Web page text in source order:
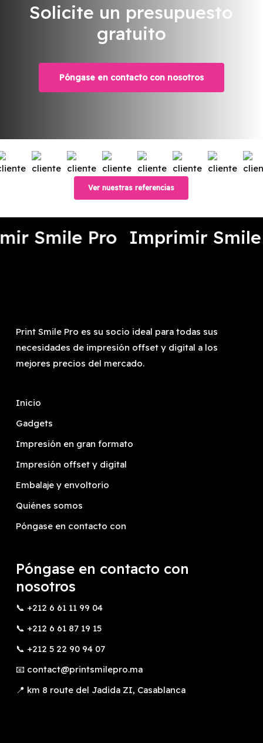
Solicite un presupuesto
gratuito
Póngase en contacto con nosotros
Ver nuestras referencias
Smile Pro Imprimir
Print Smile Pro es su socio ideal para todas sus
necesidades de impresión offset y digital a los
mejores precios del mercado.
Inicio
Gadgets
Impresión en gran formato
Impresión offset y digital
Embalaje y envoltorio
Quiénes somos
Póngase en contacto con
Póngase en contacto con
nosotros
📞 +212 6 61 11 99 04
📞 +212 6 61 87 19 15
📞 +212 5 22 90 94 07
📧 contact@printsmilepro.ma
📍 km 8 route del Jadida ZI, Casablanca